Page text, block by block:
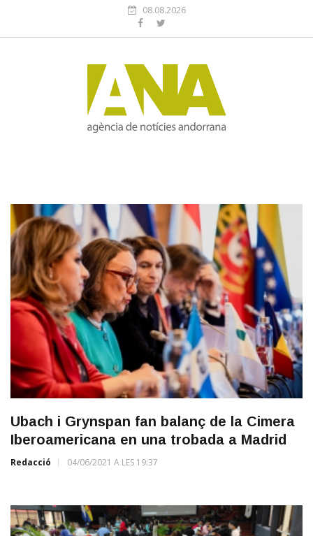
08.08.2026
Ubach i Grynspan fan balanç de la Cimera
Iberoamericana en una trobada a Madrid
Redacció 04/06/2021 A LES 19:37